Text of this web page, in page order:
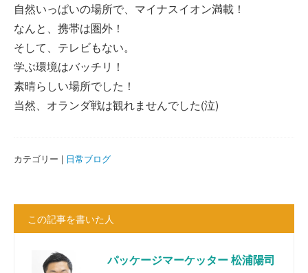
自然いっぱいの場所で、マイナスイオン満載！
なんと、携帯は圏外！
そして、テレビもない。
学ぶ環境はバッチリ！
素晴らしい場所でした！
当然、オランダ戦は観れませんでした(泣)
カテゴリー | 日常ブログ
この記事を書いた人
パッケージマーケッター 松浦陽司